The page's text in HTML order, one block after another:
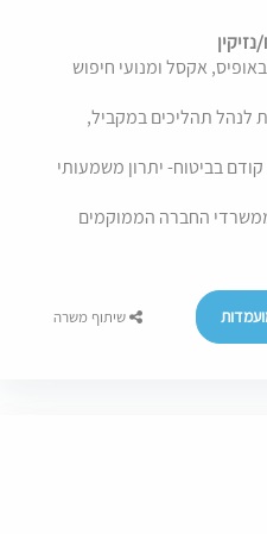
אקסל ומנועי חיפוש
לנהל תהליכים במקביל,
בביטוח- יתרון משמעותי
8:00/9:00-17:00 . ממשרדי החברה הממוקמים
שיתוף משרה